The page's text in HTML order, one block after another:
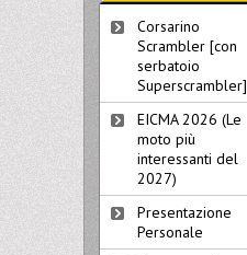
Corsarino
Scrambler [con
serbatoio
Superscrambler]
EICMA 2026 (Le
moto più
interessanti del
2027)
Presentazione
Personale